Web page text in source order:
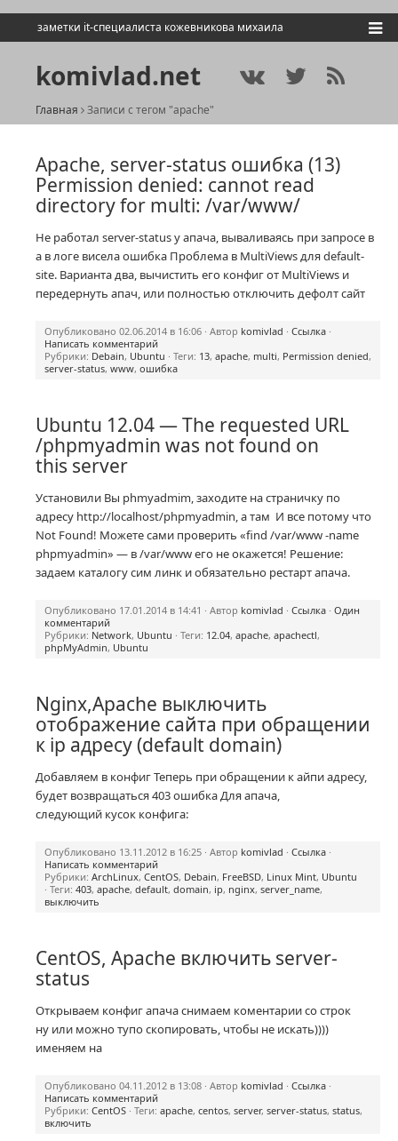
заметки it-специалиста кожевникова михаила
komivlad.net
Главная Записи с тегом "apache"
Apache, server-status ошибка (13)
Permission denied: cannot read
directory for multi: /var/www/
Не работал server-status у апача, вываливаясь при запросе в
а в логе висела ошибка Проблема в MultiViews для default-
site. Варианта два, вычистить его конфиг от MultiViews и
передернуть апач, или полностью отключить дефолт сайт
Опубликовано 02.06.2014 в 16:06 · Автор komivlad · Ссылка ·
Написать комментарий
Рубрики: Debain, Ubuntu · Теги: 13, apache, multi, Permission denied,
server-status, www, ошибка
Ubuntu 12.04 — The requested URL
/phpmyadmin was not found on
this server
Установили Вы phmyadmim, заходите на страничку по
адресу http://localhost/phpmyadmin, а там И все потому что
Not Found! Можете сами проверить «find /var/www -name
phpmyadmin» — в /var/www его не окажется! Решение:
задаем каталогу сим линк и обязательно рестарт апача.
Опубликовано 17.01.2014 в 14:41 · Автор komivlad · Ссылка · Один
комментарий
Рубрики: Network, Ubuntu · Теги: 12.04, apache, apachectl,
phpMyAdmin, Ubuntu
Nginx,Apache выключить
отображение сайта при обращении
к ip адресу (default domain)
Добавляем в конфиг Теперь при обращении к айпи адресу,
будет возвращаться 403 ошибка Для апача,
следующий кусок конфига:
Опубликовано 13.11.2012 в 16:25 · Автор komivlad · Ссылка ·
Написать комментарий
Рубрики: ArchLinux, CentOS, Debain, FreeBSD, Linux Mint, Ubuntu
· Теги: 403, apache, default, domain, ip, nginx, server_name,
выключить
CentOS, Apache включить server-
status
Открываем конфиг апача снимаем коментарии со строк
ну или можно тупо скопировать, чтобы не искать))))
именяем на
Опубликовано 04.11.2012 в 13:08 · Автор komivlad · Ссылка ·
Написать комментарий
Рубрики: CentOS · Теги: apache, centos, server, server-status, status,
включить